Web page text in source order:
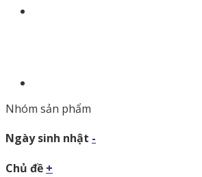
Nhóm sản phẩm
Ngày sinh nhật -
Chủ đề +